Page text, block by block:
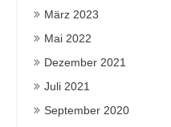
März 2023
Mai 2022
Dezember 2021
Juli 2021
September 2020